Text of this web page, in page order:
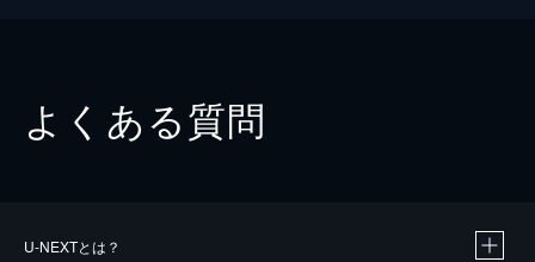
よくある質問
U-NEXTとは？